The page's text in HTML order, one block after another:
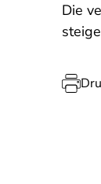
Die